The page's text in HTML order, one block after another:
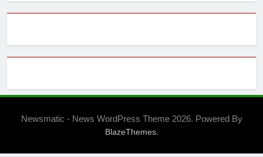
Newsmatic - News WordPress Theme 2026. Powered By
BlazeThemes.